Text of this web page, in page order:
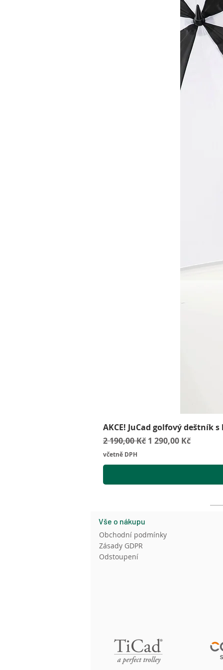
AKCE! JuCad golfový deštník
Běžná cena
2 190,00 Kč Zvýhodněná cena
1 290,00 Kč
včetně DPH
Vše o nákupu
Obchodní podmínky
Zásady GDPR
Odstoupení